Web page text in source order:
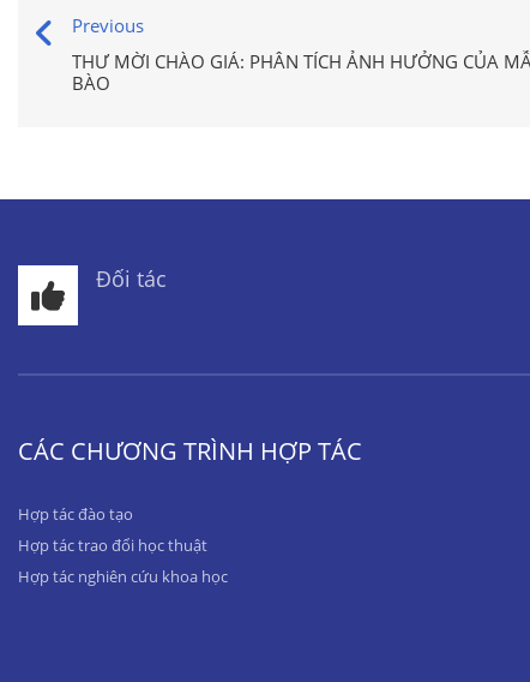
Previous
THƯ MỜI CHÀO GIÁ: PHÂN TÍCH ẢNH HƯỞNG CỦA
BÀO
Đối tác
CÁC CHƯƠNG TRÌNH HỢP TÁC
Hợp tác đào tạo
Hợp tác trao đổi học thuật
Hợp tác nghiên cứu khoa học